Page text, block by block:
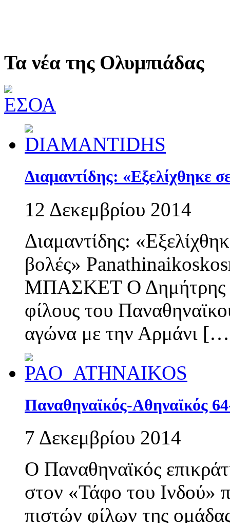
Τα νέα της Ολυμπιάδας
Διαμαντίδης: «Εξελίχθηκε
12 Δεκεμβρίου 2014
Διαμαντίδης:
βολές»
ΜΠΑΣΚΕΤ Ο Δημήτρης
φίλους του
αγώνα με την Αρμάνι
Παναθηναϊκός-Αθηναϊκός
7 Δεκεμβρίου 2014
Ο Παναθηναϊκός
στον «Τάφο του Ινδού»
πιστών φίλων της